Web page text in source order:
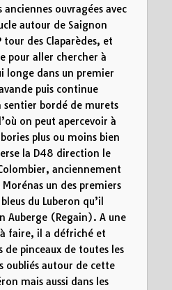
ouvragées avec
autour de Saignon
tour des Claparèdes, et
pour aller chercher à
longe dans un premier
puis continue
sentier bordé de murets
on peut apercevoir à
plus ou moins bien
la D48 direction le
anciennement
un des premiers
du Luberon qu’il
Auberge (Regain). A une
faire, il a défriché et
de pinceaux de toutes les
oubliés autour de cette
mais aussi dans les